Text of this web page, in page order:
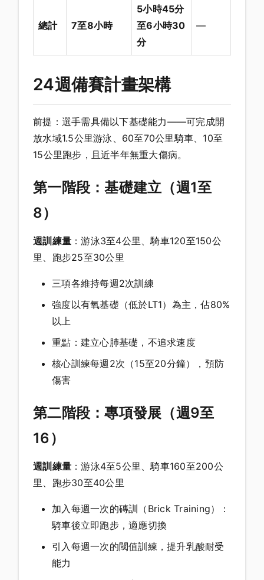
總計 7至8小時
5小時45分
至6小時30
分
—
24週備賽計畫架構
前提：選手需具備以下基礎能力——可完成開
放水域1.5公里游泳、60至70公里騎車、10至
15公里跑步，且近半年無重大傷病。
第一階段：基礎建立（週1至
8）
週訓練量 ：游泳3至4公里、騎車120至150公
里、跑步25至30公里
三項各維持每週2次訓練
強度以有氧基礎（低於LT1）為主，佔80%
以上
重點：建立心肺基礎，不追求速度
核心訓練每週2次（15至20分鐘），預防
傷害
第二階段：專項發展（週9至
16）
週訓練量 ：游泳4至5公里、騎車160至200公
里、跑步30至40公里
加入每週一次的磚訓（Brick Training）：
騎車後立即跑步，適應切換
引入每週一次的閾值訓練，提升乳酸耐受
能力